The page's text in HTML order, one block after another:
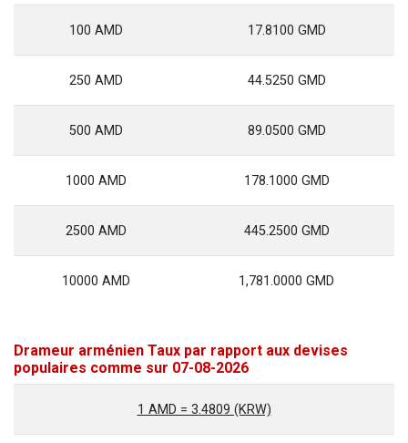
100 AMD 17.8100 GMD
250 AMD 44.5250 GMD
500 AMD 89.0500 GMD
1000 AMD 178.1000 GMD
2500 AMD 445.2500 GMD
10000 AMD 1,781.0000 GMD
Drameur arménien Taux par rapport aux devises
populaires comme sur 07-08-2026
1 AMD = 3.4809 (KRW)